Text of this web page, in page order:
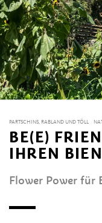
PARTSCHINS, RABLAND UND TÖLL
BE(E)
IHREN
Flower Power für